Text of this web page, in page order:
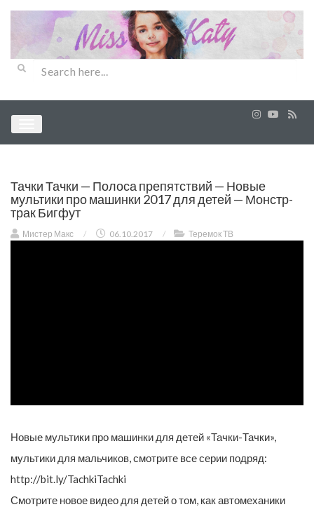
Тачки Тачки — Полоса препятствий — Новые
мультики про машинки 2017 для детей — Монстр-
трак Бигфут
Мистер Макс / 06.10.2017 / Теремок ТВ
Новые мультики про машинки для детей «Тачки-Тачки»,
мультики для мальчиков, смотрите все серии подряд:
http://bit.ly/TachkiTachki
Смотрите новое видео для детей о том, как автомеханики